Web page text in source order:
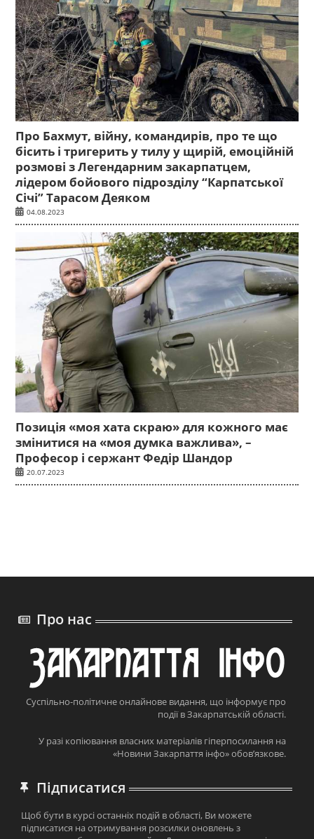
Про Бахмут, війну, командирів, про те що
бісить і тригерить у тилу у щирій, емоційній
розмові з Легендарним закарпатцем,
лідером бойового підрозділу “Карпатської
Січі” Тарасом Деяком
04.08.2023
Позиція «моя хата скраю» для кожного має
змінитися на «моя думка важлива», –
Професор і сержант Федір Шандор
20.07.2023
Про нас
Суспільно-політичне онлайнове видання, що інформує про
події в Закарпатській області.
У разі копіювання власних матеріалів гіперпосилання на
«Новини Закарпаття інфо» обов’язкове.
Підписатися
Щоб бути в курсі останніх подій в області, Ви можете
підписатися на отримування розсилки оновлень з